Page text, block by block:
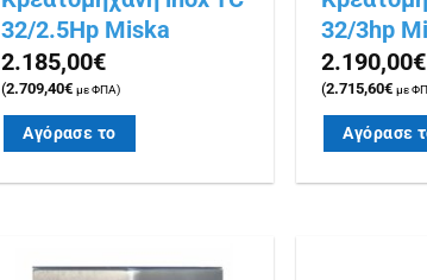
32/2.5Hp Miska
2.185,00€
(2.709,40€ με ΦΠΑ)
Αγόρασε το
32/3hp
2.190,00€
(2.715,60€ με
Αγόρασε